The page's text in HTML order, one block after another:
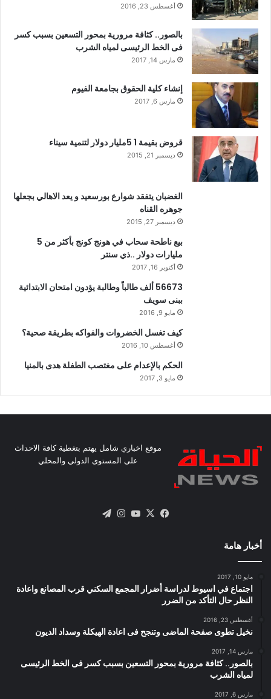
أغسطس 23, 2016
بالصور.. كثافة مرورية بمحور التسعين بسبب كسر
فى الخط الرئيسى لمياه الشرب
مارس 14, 2017
إنشاء كلية الحقوق بجامعة الفيوم
مارس 6, 2017
قروض بقيمة 1 5مليار دولار لتنمية سيناء
ديسمبر 21, 2015
الغضبان يتفقد شوارع بورسعيد و يعد الاهالي بجعلها
جوهره القناه
ديسمبر 27, 2015
بيع ناطحة سحاب في هونج كونج بأكثر من 5
مليارات دولار ..ذي سنتر
أكتوبر 16, 2017
56673 ألف طالباً وطالبة يؤدون امتحان الابتدائية
ببنى سويف
مايو 9, 2016
كيف تغسل الخضروات والفواكه بطريقة صحية؟
أغسطس 10, 2016
الحكم بالإعدام على مغتصب الطفلة هدى بالمنيا
مايو 3, 2017
موقع اخباري شامل يهتم بتغطية كافة الاحداث
على المستوى الدولي والمحلي
فيسبوك
X يوتيوبانستقرام
أخبار هامة
مايو 10, 2017
اجتماع في اسيوط لدراسة أضرار المجمع السكني قرب المصانع واعادة
النظر حال التأكد من الضرر
أغسطس 23, 2016
نخيل تطوى صفحة الماضى وتنجح فى اعادة الهيكلة وسداد الديون
مارس 14, 2017
بالصور.. كثافة مرورية بمحور التسعين بسبب كسر فى الخط الرئيسى
لمياه الشرب
مارس 6, 2017